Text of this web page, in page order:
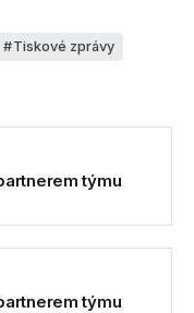
Tiskové zprávy
týmu
týmu